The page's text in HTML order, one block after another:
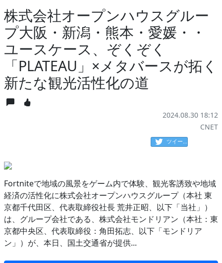
株式会社オープンハウスグルー
プ大阪・新潟・熊本・愛媛・・
ユースケース、ぞくぞく
「PLATEAU」×メタバースが拓く
新たな観光活性化の道
2024.08.30 18:12
CNET
ツイート
Fortniteで地域の風景をゲーム内で体験、観光客誘致や地域
経済の活性化に株式会社オープンハウスグループ（本社 東
京都千代田区、代表取締役社長 荒井正昭、以下「当社」）
は、グループ会社である、株式会社モンドリアン（本社：東
京都中央区、代表取締役：角田拓志、以下「モンドリア
ン」）が、本日、国土交通省が提供...